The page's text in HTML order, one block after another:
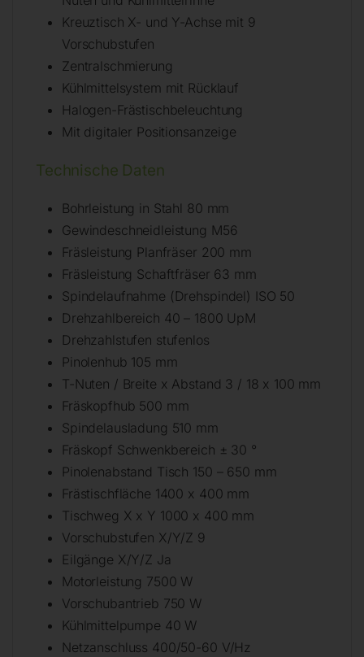
Kreuztisch X- und Y-Achse mit 9
Vorschubstufen
Zentralschmierung
Kühlmittelsystem mit Rücklauf
Halogen-Frästischbeleuchtung
Mit digitaler Positionsanzeige
Technische Daten
Bohrleistung in Stahl 80 mm
Gewindeschneidleistung M56
Fräsleistung Planfräser 200 mm
Fräsleistung Schaftfräser 63 mm
Spindelaufnahme (Drehspindel) ISO 50
Drehzahlbereich 40 – 1800 UpM
Drehzahlstufen stufenlos
Pinolenhub 105 mm
T-Nuten / Breite x Abstand 3 / 18 x 100 mm
Fräskopfhub 500 mm
Spindelausladung 510 mm
Fräskopf Schwenkbereich ± 30 °
Pinolenabstand Tisch 150 – 650 mm
Frästischfläche 1400 x 400 mm
Tischweg X x Y 1000 x 400 mm
Vorschubstufen X/Y/Z 9
Eilgänge X/Y/Z Ja
Motorleistung 7500 W
Vorschubantrieb 750 W
Kühlmittelpumpe 40 W
Netzanschluss 400/50-60 V/Hz